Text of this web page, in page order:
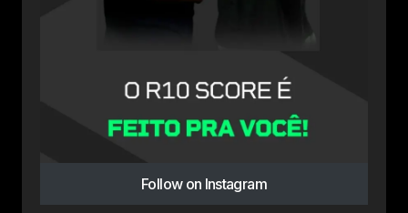
Follow on Instagram